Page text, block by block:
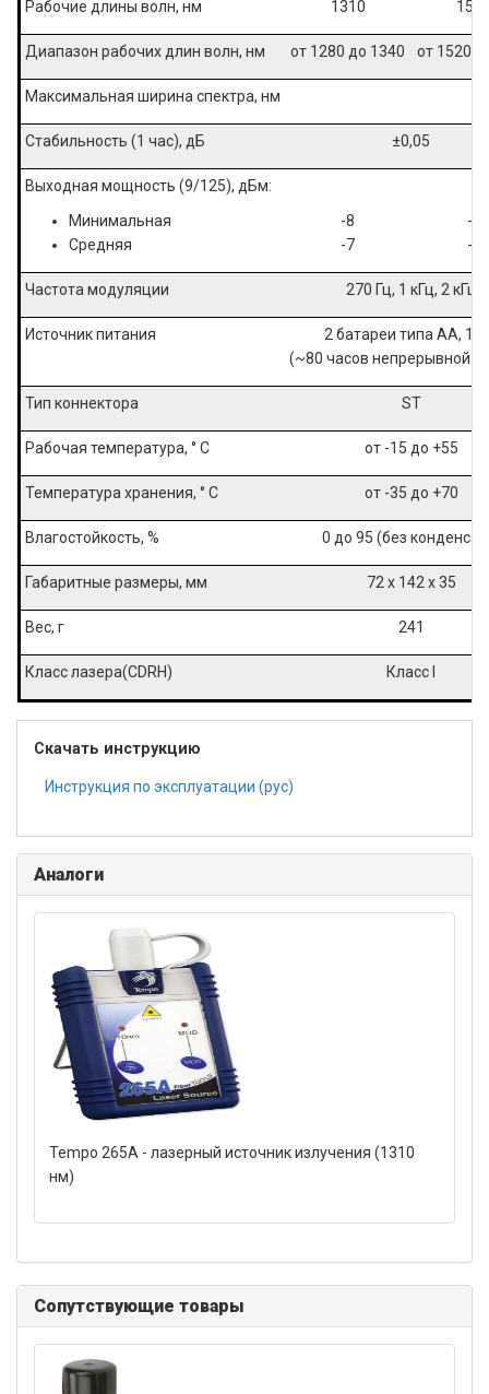
Рабочие длины волн, нм 1310
Диапазон рабочих длин волн, нм от 1280 до 1340 от 1520
Максимальная ширина спектра, нм
Стабильность (1 час), дБ ±0,05
Выходная мощность (9/125), дБм:
Минимальная
Средняя
-8
-7
-8
-7
Частота модуляции 270 Гц, 1 кГц, 2 кГц
Источник питания
2 батареи типа АА, 1,5
(~80 часов непрерывной
Тип коннектора ST
Рабочая температура, ° C от -15 до +55
Температура хранения, ° C от -35 до +70
Влагостойкость, % 0 до 95 (без
Габаритные размеры, мм 72 x 142 x 35
Вес, г 241
Класс лазера(CDRH) Класс I
Скачать инструкцию
Инструкция по эксплуатации (рус)
Аналоги
Tempo 265А - лазерный источник излучения (1310
нм)
Сопутствующие товары